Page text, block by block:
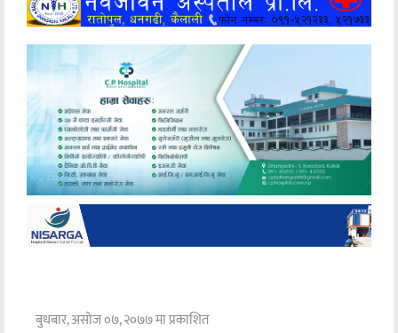
मनोरञ्जन
अन्य
बुधबार, असोज ०७, २०७७ मा प्रकाशित